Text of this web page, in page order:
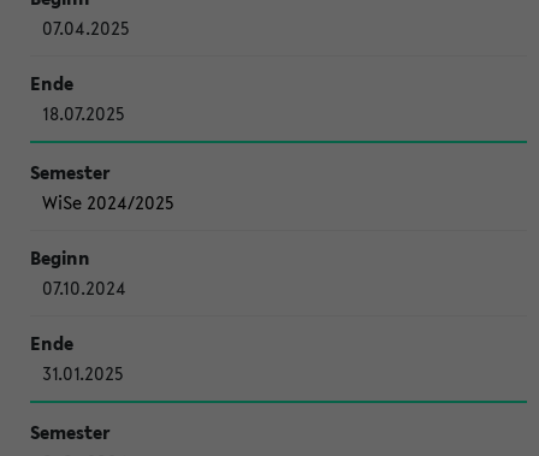
07.04.2025
18.07.2025
WiSe 2024/2025
07.10.2024
31.01.2025